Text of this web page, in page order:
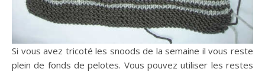
Si vous avez tricoté les snoods de la semaine il vous reste
plein de fonds de pelotes. Vous pouvez utiliser les restes